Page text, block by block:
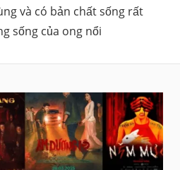
và có bản chất sống rất
sống của ong nổi